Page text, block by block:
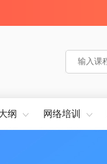
纲 网络培训